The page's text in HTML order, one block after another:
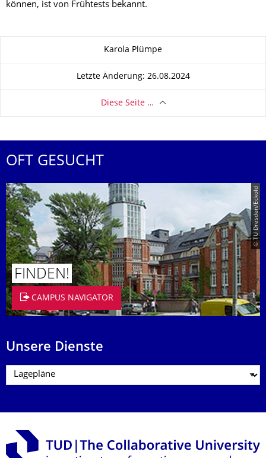
können, ist von Frühtests bekannt.
Karola Plümpe
Letzte Änderung: 26.08.2024
Diese Seite …
OFT GESUCHT
© TU Dresden/Eckold
FINDEN!
CAMPUS NAVIGATOR
Unsere Dienste